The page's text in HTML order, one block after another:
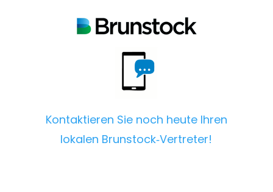
Kontaktieren Sie noch heute Ihren
lokalen Brunstock‑Vertreter!